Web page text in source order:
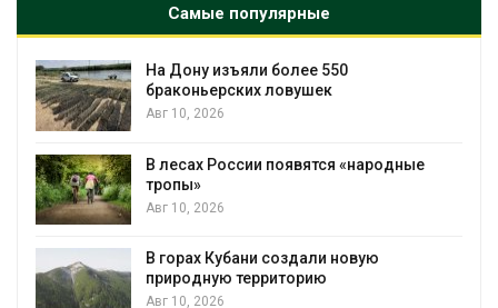
Самые популярные
На Дону изъяли более 550
браконьерских ловушек
Авг 10, 2026
В лесах России появятся «народные
тропы»
Авг 10, 2026
В горах Кубани создали новую
природную территорию
Авг 10, 2026